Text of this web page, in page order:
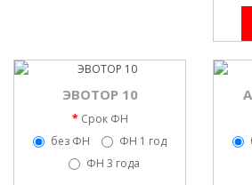
ЭВОТОР 10
Срок ФН
без ФН
ФН 1 год
ФН 3 года